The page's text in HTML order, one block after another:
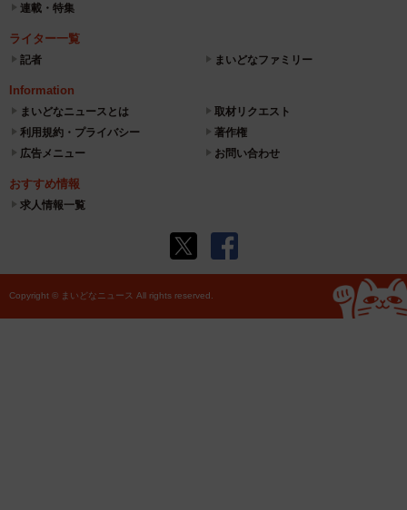
連載・特集
ライター一覧
記者 まいどなファミリー
Information
まいどなニュースとは
取材リクエスト
利用規約・プライバシー
著作権
広告メニュー
お問い合わせ
おすすめ情報
求人情報一覧
Copyright © まいどなニュース All rights reserved.